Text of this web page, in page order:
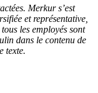
Merkur s’est
et représentative,
les employés sont
dans le contenu de
texte.